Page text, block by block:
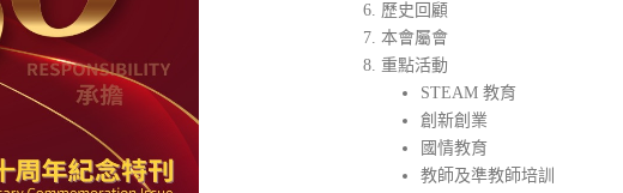
歷史回顧
本會屬會
重點活動
STEAM 教育
創新創業
國情教育
教師及準教師培訓